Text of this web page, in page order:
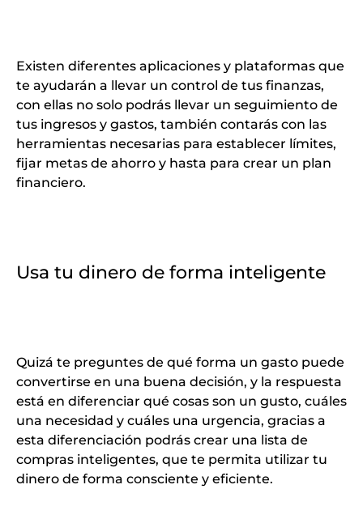
Existen diferentes aplicaciones y plataformas que
te ayudarán a llevar un control de tus finanzas,
con ellas no solo podrás llevar un seguimiento de
tus ingresos y gastos, también contarás con las
herramientas necesarias para establecer límites,
fijar metas de ahorro y hasta para crear un plan
financiero.
Usa tu dinero de forma inteligente
Quizá te preguntes de qué forma un gasto puede
convertirse en una buena decisión, y la respuesta
está en diferenciar qué cosas son un gusto, cuáles
una necesidad y cuáles una urgencia, gracias a
esta diferenciación podrás crear una lista de
compras inteligentes, que te permita utilizar tu
dinero de forma consciente y eficiente.